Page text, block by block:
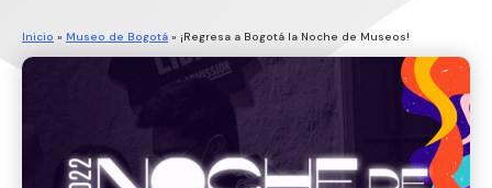
Inicio » Museo de Bogotá » ¡Regresa a Bogotá la Noche de Museos!